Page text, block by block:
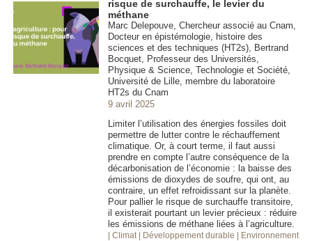
risque de surchauffe, le levier du
méthane
Marc Delepouve, Chercheur associé au Cnam,
Docteur en épistémologie, histoire des
sciences et des techniques (HT2s), Bertrand
Bocquet, Professeur des Universités,
Physique & Science, Technologie et Société,
Université de Lille, membre du laboratoire
HT2s du Cnam
9 avril 2025
Limiter l’utilisation des énergies fossiles doit
permettre de lutter contre le réchauffement
climatique. Or, à court terme, il faut aussi
prendre en compte l’autre conséquence de la
décarbonisation de l’économie : la baisse des
émissions de dioxydes de soufre, qui ont, au
contraire, un effet refroidissant sur la planète.
Pour pallier le risque de surchauffe transitoire,
il existerait pourtant un levier précieux : réduire
les émissions de méthane liées à l’agriculture.
| Climat | Développement durable | Environnement